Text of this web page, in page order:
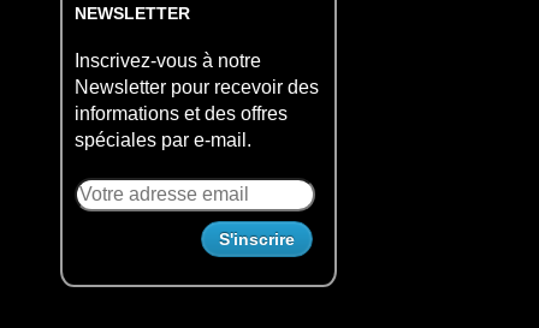
NEWSLETTER
Inscrivez-vous à notre
Newsletter pour recevoir des
informations et des offres
spéciales par e-mail.